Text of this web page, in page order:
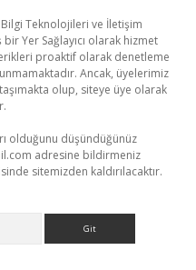
Bilgi Teknolojileri ve İletişim
Yer Sağlayıcı olarak hizmet
proaktif olarak denetleme
Ancak, üyelerimiz
olup, siteye üye olarak
olduğunu düşündüğünüz
adresine bildirmeniz
sitemizden kaldırılacaktır.